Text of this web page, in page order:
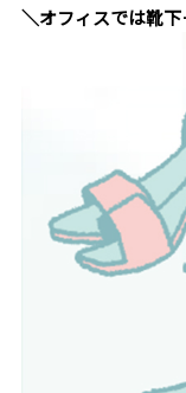
＼オフィスでは靴